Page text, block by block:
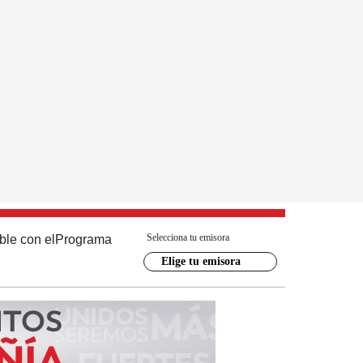
con el Programa Selecciona tu emisora
Elige tu emisora